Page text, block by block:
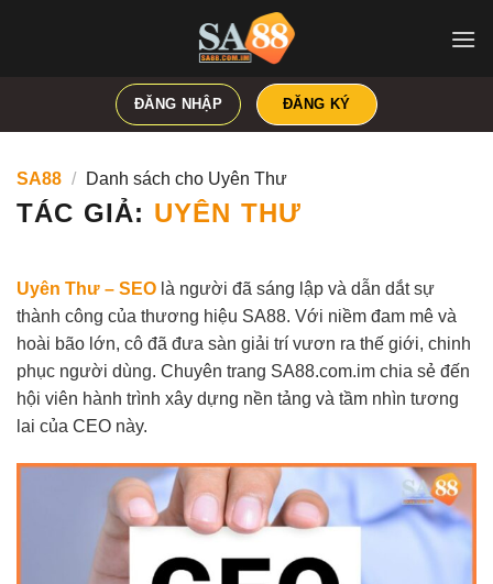
ĐĂNG NHẬP ĐĂNG KÝ
SA88 / Danh sách cho Uyên Thư
TÁC GIẢ: UYÊN THƯ
Uyên Thư – SEO là người đã sáng lập và dẫn dắt sự
thành công của thương hiệu SA88. Với niềm đam mê và
hoài bão lớn, cô đã đưa sàn giải trí vươn ra thế giới, chinh
phục người dùng. Chuyên trang SA88.com.im chia sẻ đến
hội viên hành trình xây dựng nền tảng và tầm nhìn tương
lai của CEO này.